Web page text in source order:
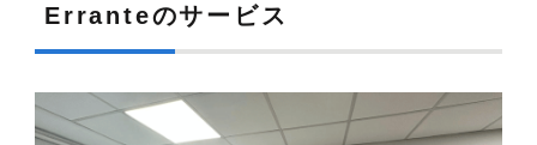
Erranteのサービス